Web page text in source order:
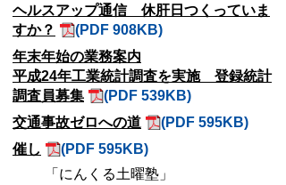
ヘルスアップ通信 休肝日つくっていま
すか？
(PDF 908KB)
年末年始の業務案内
平成24年工業統計調査を実施 登録統計
調査員募集
(PDF 539KB)
交通事故ゼロへの道
(PDF 595KB)
催し
(PDF 595KB)
「にんくる土曜塾」